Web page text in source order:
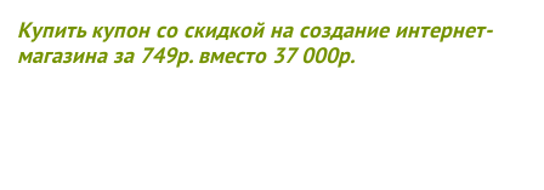
Купить купон со скидкой на создание интернет-
магазина за 749р. вместо 37 000р.